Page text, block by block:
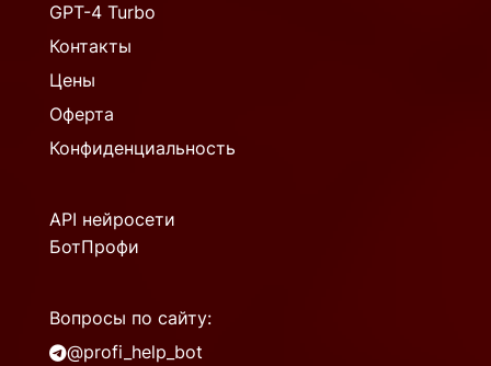
GPT-4 Turbo
Контакты
Цены
Оферта
Конфиденциальность
API нейросети
БотПрофи
Вопросы по сайту:
@profi_help_bot